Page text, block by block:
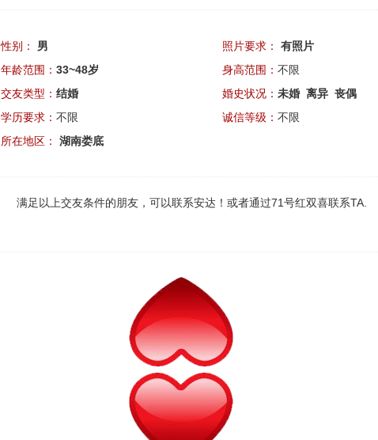
性别： 男 照片要求：
有照片
年龄范围： 33~48岁 身高范围： 不限
交友类型： 结婚 婚史状况： 未婚 离异 丧偶
学历要求： 不限 诚信等级： 不限
所在地区：
湖南娄底
满足以上交友条件的朋友，可以联系安达 ！或者通过71号红双喜联系TA